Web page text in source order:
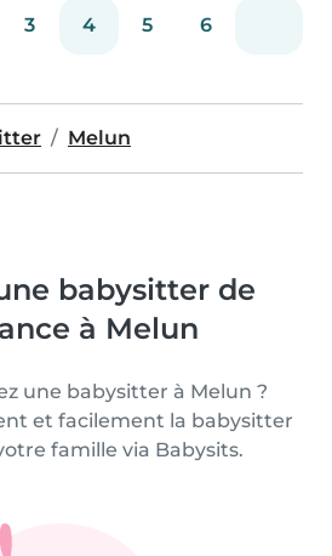
3 4 5 6
Melun
babysitter de
à Melun
une babysitter à Melun ?
et facilement la babysitter
famille via Babysits.